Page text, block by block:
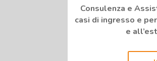
Consulenza e
casi di ingresso e
e